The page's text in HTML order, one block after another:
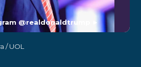
@realdonaldtrump ►
/ UOL